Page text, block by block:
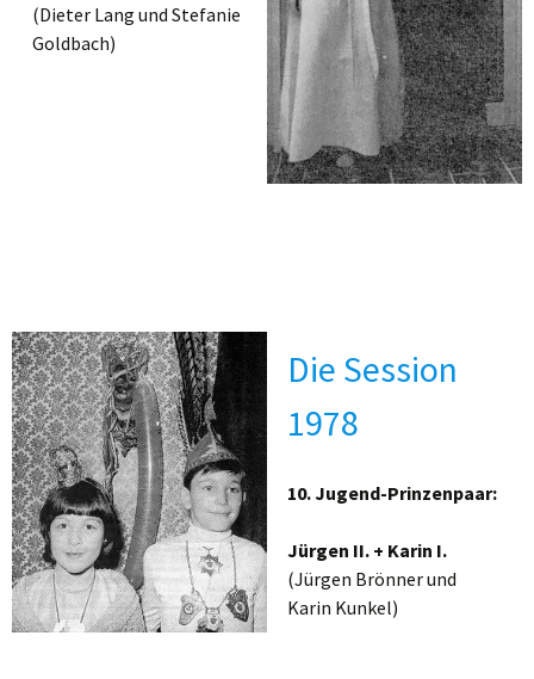
(Dieter Lang und Stefanie
Goldbach)
Die Session
1978
10. Jugend-Prinzenpaar:
Jürgen II. + Karin I.
(Jürgen Brönner und
Karin Kunkel)